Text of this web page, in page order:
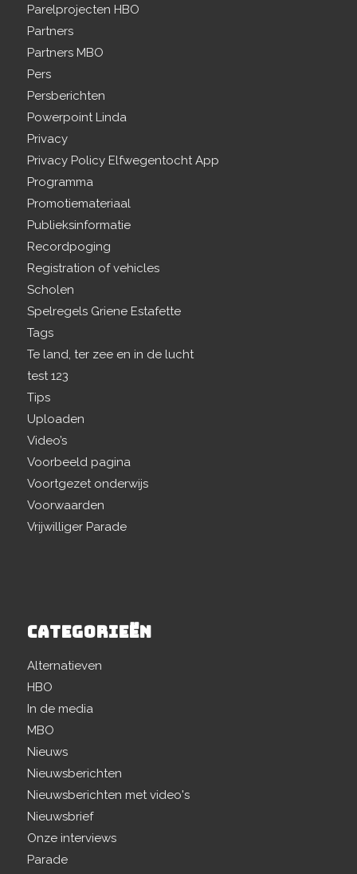
Parelprojecten HBO
Partners
Partners MBO
Pers
Persberichten
Powerpoint Linda
Privacy
Privacy Policy Elfwegentocht App
Programma
Promotiemateriaal
Publieksinformatie
Recordpoging
Registration of vehicles
Scholen
Spelregels Griene Estafette
Tags
Te land, ter zee en in de lucht
test 123
Tips
Uploaden
Video’s
Voorbeeld pagina
Voortgezet onderwijs
Voorwaarden
Vrijwilliger Parade
CATEGORIEËN
Alternatieven
HBO
In de media
MBO
Nieuws
Nieuwsberichten
Nieuwsberichten met video's
Nieuwsbrief
Onze interviews
Parade